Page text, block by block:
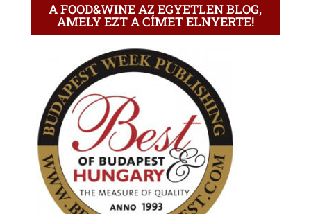
A FOOD&WINE AZ EGYETLEN BLOG,
AMELY EZT A CÍMET ELNYERTE!